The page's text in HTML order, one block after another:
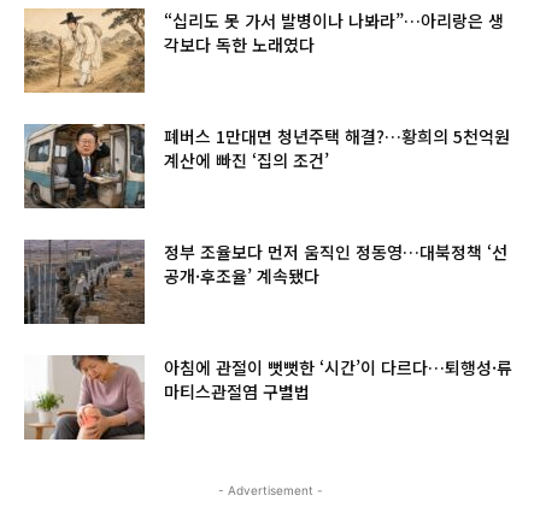
“십리도 못 가서 발병이나 나봐라”…아리랑은 생
각보다 독한 노래였다
폐버스 1만대면 청년주택 해결?…황희의 5천억원
계산에 빠진 ‘집의 조건’
정부 조율보다 먼저 움직인 정동영…대북정책 ‘선
공개·후조율’ 계속됐다
아침에 관절이 뻣뻣한 ‘시간’이 다르다…퇴행성·류
마티스관절염 구별법
- Advertisement -